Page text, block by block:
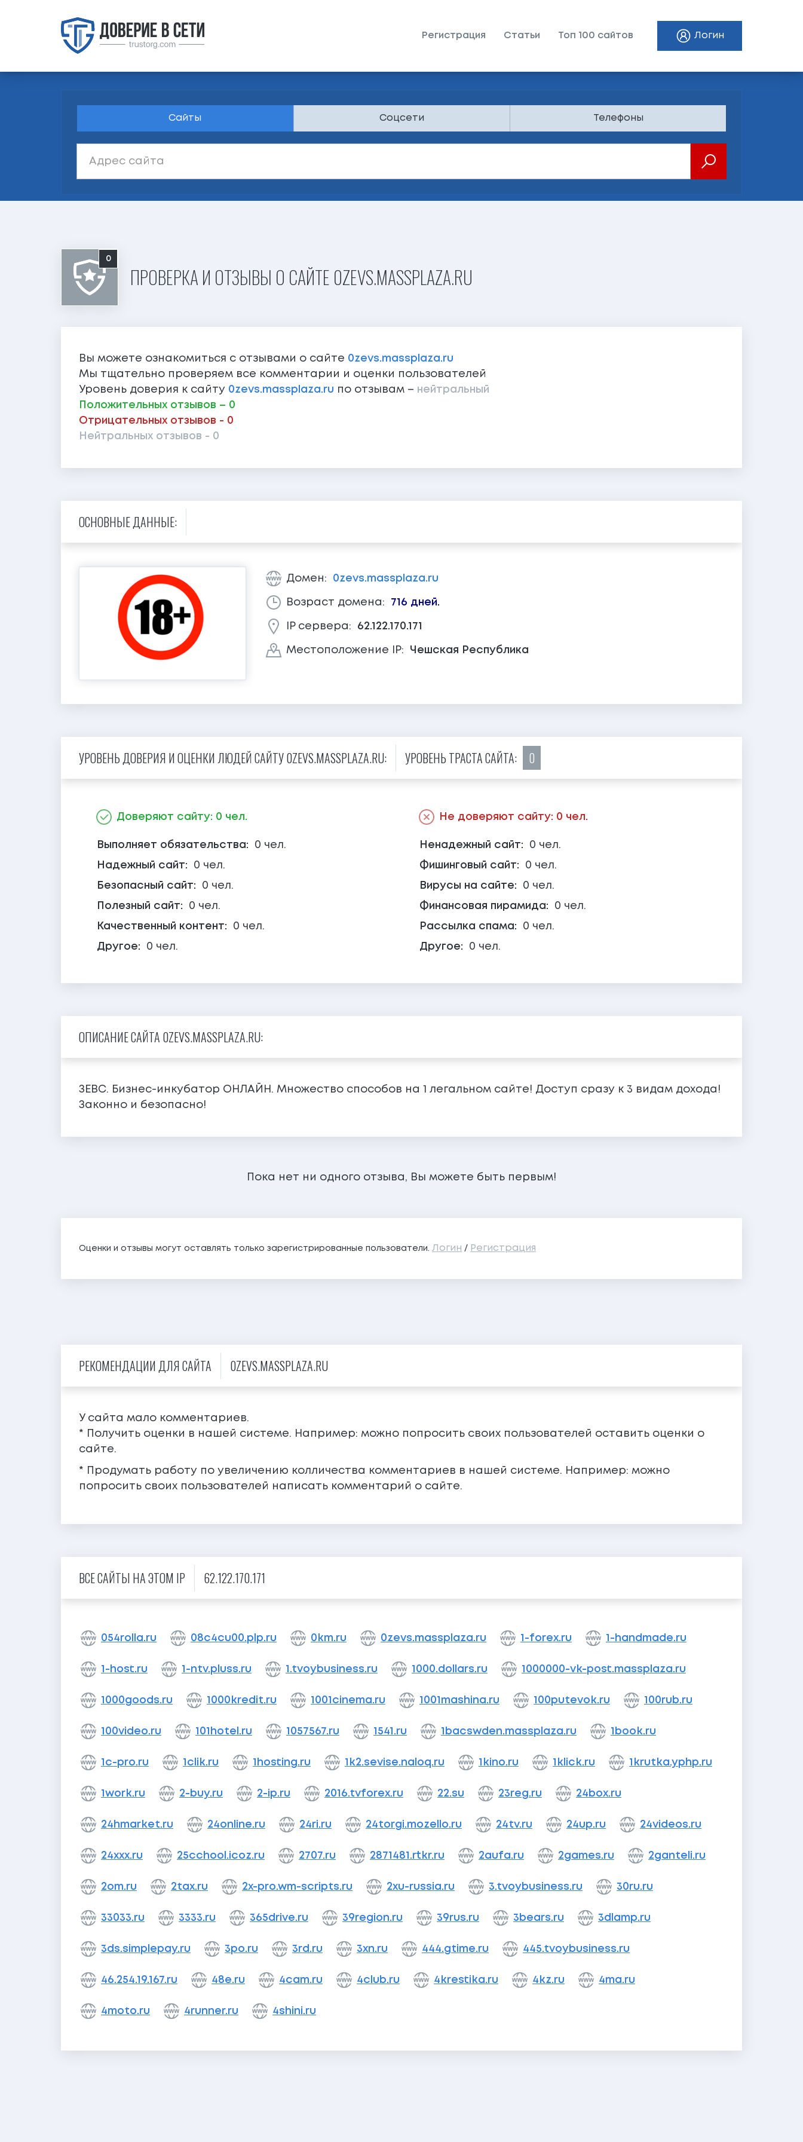
Регистрация Статьи Топ 100 сайтов Логин
Сайты Соцсети Телефоны
0
ПРОВЕРКА И ОТЗЫВЫ О САЙТЕ 0ZEVS.MASSPLAZA.RU
Вы можете ознакомиться с отзывами о сайте 0zevs.massplaza.ru
Мы тщательно проверяем все комментарии и оценки пользователей
Уровень доверия к сайту 0zevs.massplaza.ru по отзывам – нейтральный
Положительных отзывов – 0
Отрицательных отзывов - 0
Нейтральных отзывов - 0
ОСНОВНЫЕ ДАННЫЕ:
Домен: 0zevs.massplaza.ru
Возраст домена: 716 дней.
IP сервера: 62.122.170.171
Местоположение IP: Чешская Республика
УРОВЕНЬ ДОВЕРИЯ И ОЦЕНКИ ЛЮДЕЙ САЙТУ 0ZEVS.MASSPLAZA.RU: УРОВЕНЬ ТРАСТА САЙТА: 0
Доверяют сайту: 0 чел.
Выполняет обязательства: 0 чел.
Надежный сайт: 0 чел.
Безопасный сайт: 0 чел.
Полезный сайт: 0 чел.
Качественный контент: 0 чел.
Другое: 0 чел.
Не доверяют сайту: 0 чел.
Ненадежный сайт: 0 чел.
Фишинговый сайт: 0 чел.
Вирусы на сайте: 0 чел.
Финансовая пирамида: 0 чел.
Рассылка спама: 0 чел.
Другое: 0 чел.
ОПИСАНИЕ САЙТА 0ZEVS.MASSPLAZA.RU:
ЗЕВС. Бизнес-инкубатор ОНЛАЙН. Множество способов на 1 легальном сайте! Доступ сразу к 3 видам дохода!
Законно и безопасно!
Пока нет ни одного отзыва, Вы можете быть первым!
Оценки и отзывы могут оставлять только зарегистрированные пользователи. Логин / Регистрация
РЕКОМЕНДАЦИИ ДЛЯ САЙТА 0ZEVS.MASSPLAZA.RU
У сайта мало комментариев.
* Получить оценки в нашей системе. Например: можно попросить своих пользователей оставить оценки о
сайте.
* Продумать работу по увеличению колличества комментариев в нашей системе. Например: можно
попросить своих пользователей написать комментарий о сайте.
ВСЕ САЙТЫ НА ЭТОМ IP 62.122.170.171
054rolla.ru 08c4cu00.plp.ru 0km.ru 0zevs.massplaza.ru 1-forex.ru 1-handmade.ru
1-host.ru 1-ntv.pluss.ru 1.tvoybusiness.ru 1000.dollars.ru 1000000-vk-post.massplaza.ru
1000goods.ru 1000kredit.ru 1001cinema.ru 1001mashina.ru 100putevok.ru 100rub.ru
100video.ru 101hotel.ru 1057567.ru 1541.ru 1bacswden.massplaza.ru 1book.ru
1c-pro.ru 1clik.ru 1hosting.ru 1k2.sevise.naloq.ru 1kino.ru 1klick.ru 1krutka.yphp.ru
1work.ru 2-buy.ru 2-ip.ru 2016.tvforex.ru 22.su 23reg.ru 24box.ru
24hmarket.ru 24online.ru 24ri.ru 24torgi.mozello.ru 24tv.ru 24up.ru 24videos.ru
24xxx.ru 25cchool.icoz.ru 2707.ru 2871481.rtkr.ru 2aufa.ru 2games.ru 2ganteli.ru
2om.ru 2tax.ru 2x-pro.wm-scripts.ru 2xu-russia.ru 3.tvoybusiness.ru 30ru.ru
33033.ru 3333.ru 365drive.ru 39region.ru 39rus.ru 3bears.ru 3dlamp.ru
3ds.simplepay.ru 3po.ru 3rd.ru 3xn.ru 444.gtime.ru 445.tvoybusiness.ru
46.254.19.167.ru 48e.ru 4cam.ru 4club.ru 4krestika.ru 4kz.ru 4ma.ru
4moto.ru 4runner.ru 4shini.ru